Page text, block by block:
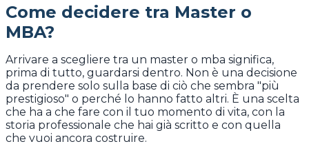
Come decidere tra Master o
MBA?
Arrivare a scegliere tra un master o mba significa,
prima di tutto, guardarsi dentro. Non è una decisione
da prendere solo sulla base di ciò che sembra "più
prestigioso" o perché lo hanno fatto altri. È una scelta
che ha a che fare con il tuo momento di vita, con la
storia professionale che hai già scritto e con quella
che vuoi ancora costruire.